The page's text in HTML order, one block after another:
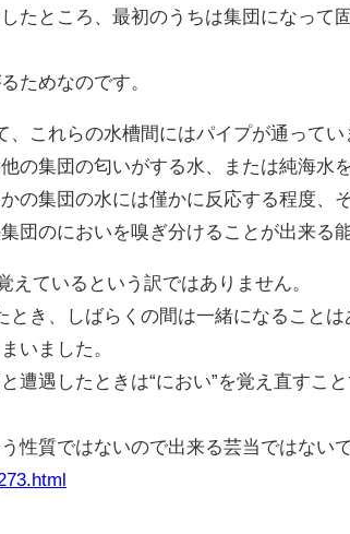
たところ、最初のうちは集団になって
ためなのです。
これらの水槽間にはパイプが通ってい
の集団の匂いがする水、または純海水
の集団の水には僅かに反応する程度、
団のにおいを嗅ぎ分けることが出来る
えているという訳ではありません。
き、しばらくの間は一緒になること
いました。
遭遇したときは“におい”を覚え直すこ
性質ではないので出来る芸当ではない